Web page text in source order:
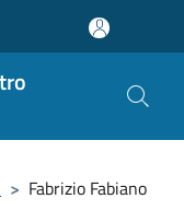
> Fabrizio Fabiano